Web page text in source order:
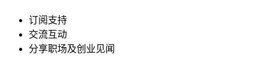
订阅支持
交流互动
分享职场及创业见闻